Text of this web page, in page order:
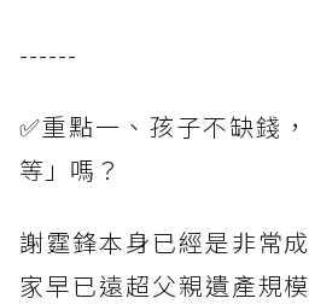
------
✅重點一、孩子不缺錢
等」嗎？
謝霆鋒本身已經是非常
家早已遠超父親遺產規